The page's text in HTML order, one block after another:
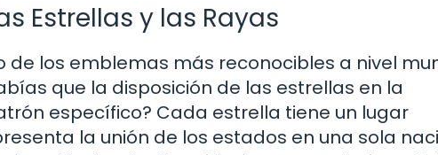
Estrellas y las Rayas
de los emblemas más reconocibles a nivel
que la disposición de las estrellas en la
específico? Cada estrella tiene un lugar
la unión de los estados en una sola